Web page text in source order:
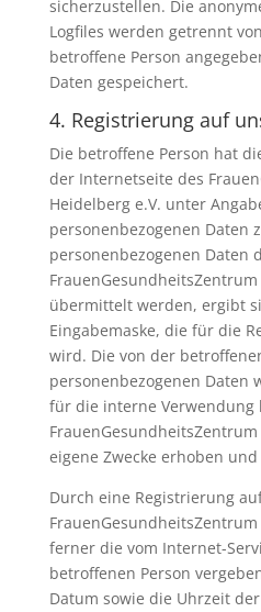
sicherzustellen. Die
Logfiles werden getrennt
betroffene Person
Daten gespeichert.
4. Registrierung auf
Die betroffene Person hat
der Internetseite des
Heidelberg e.V. unter
personenbezogenen Daten
personenbezogenen Daten
übermittelt werden, ergibt
Eingabemaske, die für die
wird. Die von der
personenbezogenen Daten
für die interne Verwendung
eigene Zwecke erhoben
Durch eine Registrierung
ferner die vom Internet-
betroffenen Person
Datum sowie die Uhrzeit